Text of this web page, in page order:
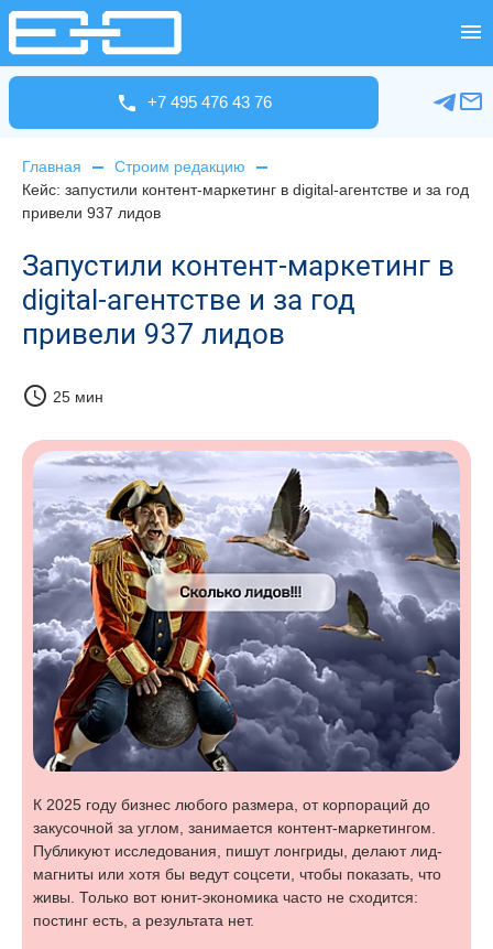
+7 495 476 43 76
Главная
Строим редакцию
Кейс: запустили контент-маркетинг в digital-агентстве и за год
привели 937 лидов
Запустили контент-маркетинг в
digital-агентстве и за год
привели 937 лидов
schedule 25 мин
К 2025 году бизнес любого размера, от корпораций до
закусочной за углом, занимается контент-маркетингом.
Публикуют исследования, пишут лонгриды, делают лид-
магниты или хотя бы ведут соцсети, чтобы показать, что
живы. Только вот юнит-экономика часто не сходится:
постинг есть, а результата нет.